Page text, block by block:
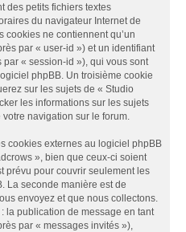
des petits fichiers textes
du navigateur Internet de
cookies ne contiennent qu’un
par « user-id ») et un identifiant
« session-id »), qui vous sont
phpBB. Un troisième cookie
sur les sujets de « Studio
les informations sur les sujets
navigation sur le forum.
cookies externes au logiciel phpBB
», bien que ceux-ci soient
prévu pour couvrir seulement les
La seconde manière est de
envoyez et que nous collectons.
la publication de message en tant
par « messages invités »),